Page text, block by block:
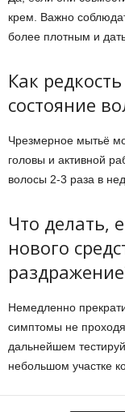
крем. Важно
более плотным и
Как
состояние
Чрезмерное мытьё
головы и активной
волосы 2-3 раза в
Что делать,
нового
Немедленно
симптомы не
дальнейшем
небольшом участке